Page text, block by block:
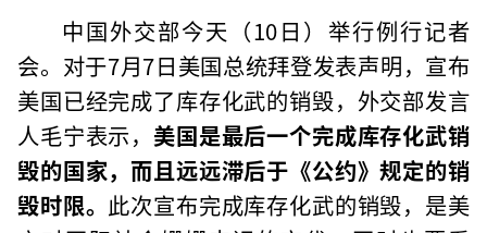
中国外交部今天（10日）举行例行记者
会。对于7月7日美国总统拜登发表声明，宣布
美国已经完成了库存化武的销毁，外交部发言
人毛宁表示， 美国是最后一个完成库存化武销
毁的国家，而且远远滞后于《公约》规定的销
毁时限。 此次宣布完成库存化武的销毁，是美